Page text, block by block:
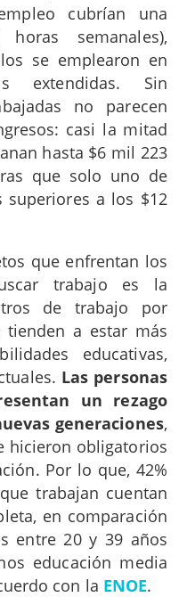
cubrían una
semanales),
se emplearon en
extendidas. Sin
no parecen
casi la mitad
hasta $6 mil 223
que solo uno de
superiores a los $12
que enfrentan los
trabajo es la
de trabajo por
tienden a estar más
educativas,
Las personas
un rezago
generaciones,
hicieron obligatorios
Por lo que, 42%
trabajan cuentan
en comparación
entre 20 y 39 años
educación media
con la ENOE.